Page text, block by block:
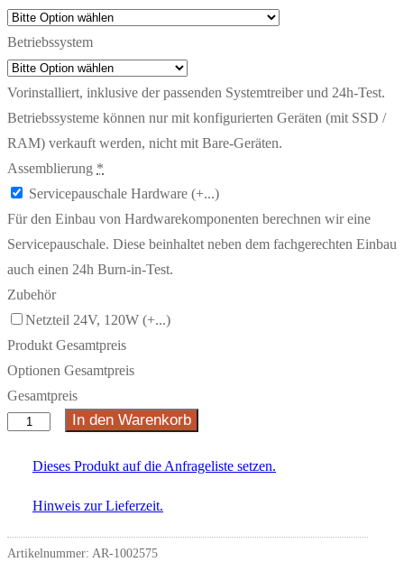
Betriebssystem
Vorinstalliert, inklusive der passenden Systemtreiber und 24h-Test.
Betriebssysteme können nur mit konfigurierten Geräten (mit SSD /
RAM) verkauft werden, nicht mit Bare-Geräten.
Assemblierung *
Servicepauschale Hardware (+...)
Für den Einbau von Hardwarekomponenten berechnen wir eine
Servicepauschale. Diese beinhaltet neben dem fachgerechten Einbau
auch einen 24h Burn-in-Test.
Zubehör
Netzteil 24V, 120W (+...)
Produkt Gesamtpreis
Optionen Gesamtpreis
Gesamtpreis
In den Warenkorb
Dieses Produkt auf die Anfrageliste setzen.
Hinweis zur Lieferzeit.
Artikelnummer: AR-1002575